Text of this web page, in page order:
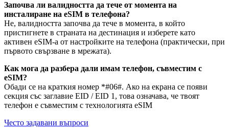
Започва ли валидността да тече от момента на
инсталиране на eSIM в телефона?
Не, валидността започва да тече в момента, в който
пристигнете в страната на дестинация и изберете като
активен eSIM-а от настройките на телефона (практически, при
първото свързване в мрежата).
Как мога да разбера дали имам телефон, съвместим с
eSIM?
Обади се на краткия номер *#06#. Ако на екрана се появи
секция със заглавие EID / EID 1, това означава, че твоят
телефон е съвместим с технологията eSIM
Често задавани въпроси